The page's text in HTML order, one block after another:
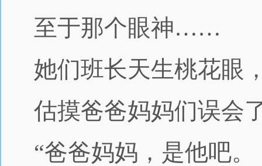
至于那个眼神……
她们班长天生桃花眼
估摸爸爸妈妈们误会
“爸爸妈妈，是他吧。